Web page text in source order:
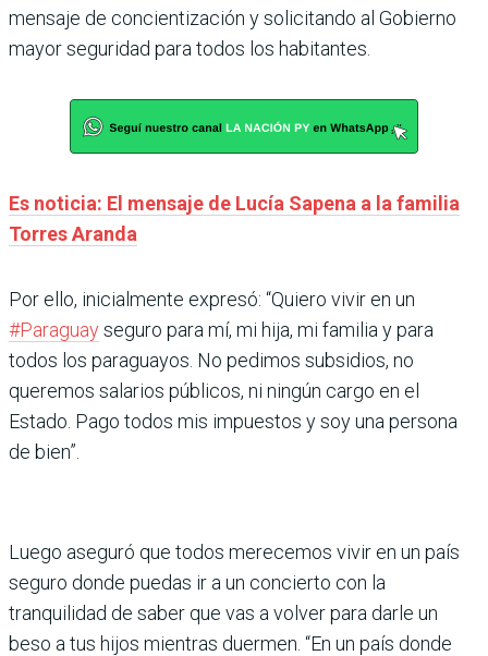
mensaje de concientización y solicitando al Gobierno
mayor seguridad para todos los habitantes.
Es noticia: El mensaje de Lucía Sapena a la familia
Torres Aranda
Por ello, inicialmente expresó: “Quiero vivir en un
#Paraguayseguro para mí, mi hija, mi familia y para
todos los paraguayos. No pedimos subsidios, no
queremos salarios públicos, ni ningún cargo en el
Estado. Pago todos mis impuestos y soy una persona
de bien”.
Luego aseguró que todos merecemos vivir en un país
seguro donde puedas ir a un concierto con la
tranquilidad de saber que vas a volver para darle un
beso a tus hijos mientras duermen. “En un país donde